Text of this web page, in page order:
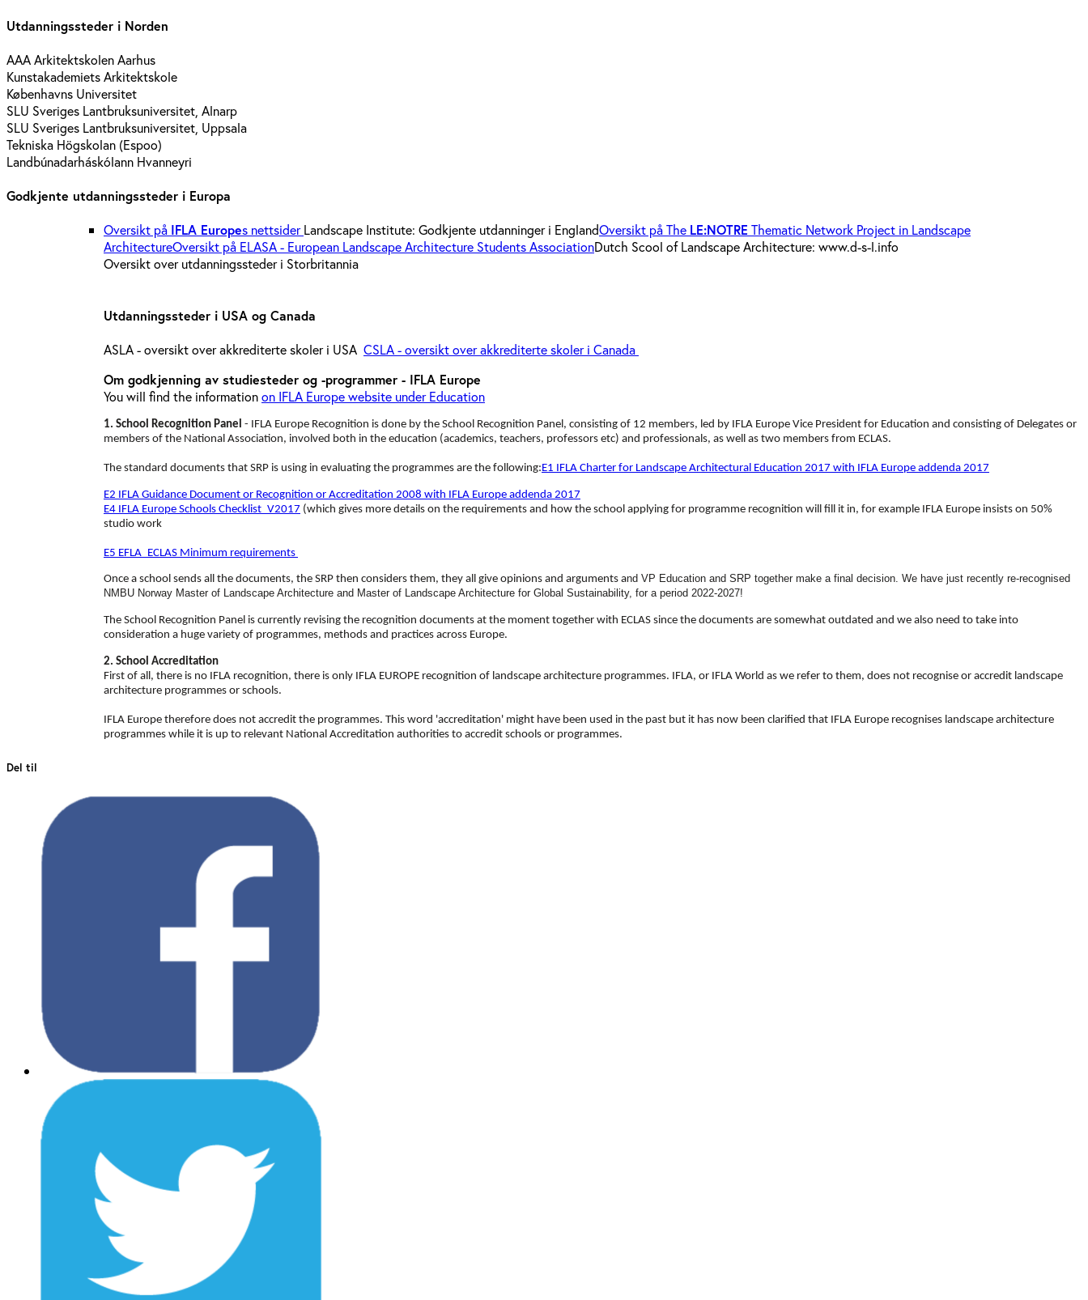
Utdanningssteder i Norden
AAA Arkitektskolen Aarhus
Kunstakademiets Arkitektskole
Københavns Universitet
SLU Sveriges Lantbruksuniversitet, Alnarp
SLU Sveriges Lantbruksuniversitet, Uppsala
Tekniska Högskolan (Espoo)
Landbúnadarháskólann Hvanneyri
Godkjente utdanningssteder i Europa
Oversikt på IFLA Europes nettsiderLandscape Institute: Godkjente utdanninger i EnglandOversikt på The LE:NOTRE Thematic Network Project in Landscape
ArchitectureOversikt på ELASA - European Landscape Architecture Students AssociationDutch Scool of Landscape Architecture: www.d-s-l.info
Oversikt over utdanningssteder i Storbritannia
Utdanningssteder i USA og Canada
ASLA - oversikt over akkrediterte skoler i USA CSLA - oversikt over akkrediterte skoler i Canada
Om godkjenning av studiesteder og -programmer - IFLA Europe
You will find the informationon IFLA Europe website under Education
1. School Recognition Panel - IFLA Europe Recognition is done by the School Recognition Panel, consisting of 12 members, led by IFLA Europe Vice President for Education and consisting of Delegates or
members of the National Association, involved both in the education (academics, teachers, professors etc) and professionals, as well as two members from ECLAS.
The standard documents that SRP is using in evaluating the programmes are the following: E1 IFLA Charter for Landscape Architectural Education 2017 with IFLA Europe addenda 2017
E2 IFLA Guidance Document or Recognition or Accreditation 2008 with IFLA Europe addenda 2017
E4 IFLA Europe Schools Checklist_V2017 (which gives more details on the requirements and how the school applying for programme recognition will fill it in, for example IFLA Europe insists on 50%
studio work
E5 EFLA_ECLAS Minimum requirements
Once a school sends all the documents, the SRP then considers them, they all give opinions and arguments and VP Education and SRP together make a final decision. We have just recently re-recognised
NMBU Norway Master of Landscape Architecture and Master of Landscape Architecture for Global Sustainability, for a period 2022-2027!
The School Recognition Panel is currently revising the recognition documents at the moment together with ECLAS since the documents are somewhat outdated and we also need to take into
consideration a huge variety of programmes, methods and practices across Europe.
2. School Accreditation
First of all, there is no IFLA recognition, there is only IFLA EUROPE recognition of landscape architecture programmes. IFLA, or IFLA World as we refer to them, does not recognise or accredit landscape
architecture programmes or schools.
IFLA Europe therefore does not accredit the programmes. This word 'accreditation' might have been used in the past but it has now been clarified that IFLA Europe recognises landscape architecture
programmes while it is up to relevant National Accreditation authorities to accredit schools or programmes.
Del til